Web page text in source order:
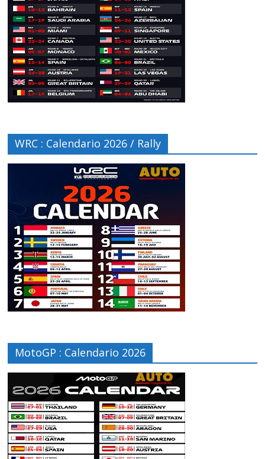
WRC : Calendario 2026 / Rally
MotoGP : Calendario 2026